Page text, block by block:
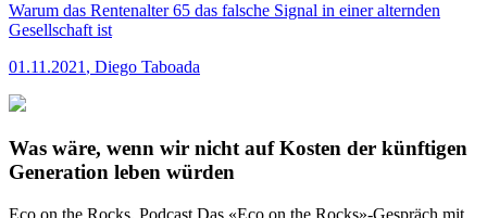
Warum das Rentenalter 65 das falsche Signal in einer alternden
Gesellschaft ist
01.11.2021 , Diego Taboada
Was wäre, wenn wir nicht auf Kosten der künftigen
Generation leben würden
Eco on the Rocks, Podcast Das «Eco on the Rocks»-Gespräch mit